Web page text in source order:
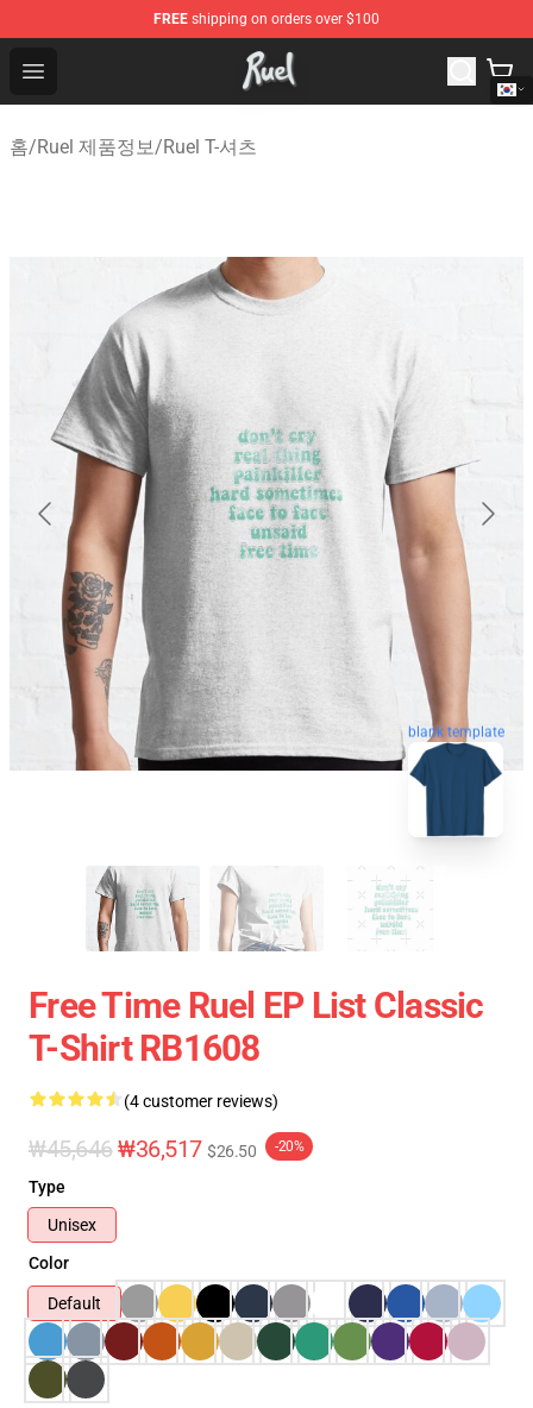
FREE shipping on orders over $100
Open menu
Ruel Store - Official Ruel Merchandise Shop
홈/Ruel 제품정보/Ruel T-셔츠
blank template
Free Time Ruel EP List Classic
T-Shirt RB1608
(4 customer reviews)
₩45,646₩36,517 $26.50 -20%
Type
Unisex
Color
Default